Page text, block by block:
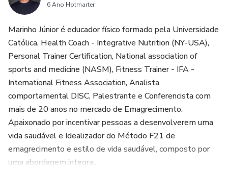
6 Ano Hotmarter
Marinho Júnior é educador físico formado pela Universidade
Católica, Health Coach - Integrative Nutrition (NY-USA),
Personal Trainer Certification, National association of
sports and medicine (NASM), Fitness Trainer - IFA -
International Fitness Association, Analista
comportamental DISC, Palestrante e Conferencista com
mais de 20 anos no mercado de Emagrecimento.
Apaixonado por incentivar pessoas a desenvolverem uma
vida saudável e Idealizador do Método F21 de
emagrecimento e estilo de vida saudável, composto por
uma abordagem integra...